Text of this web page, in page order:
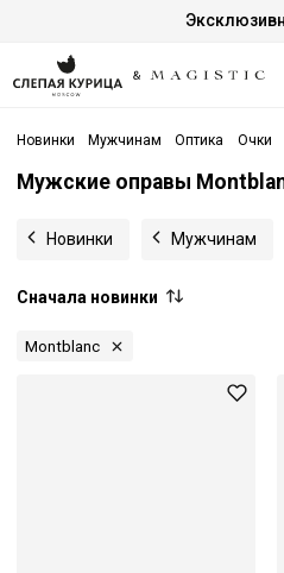
Новинки Мужчинам Оптика Очки
Мужские оправы
Новинки Мужчинам
Сначала новинки
Montblanc